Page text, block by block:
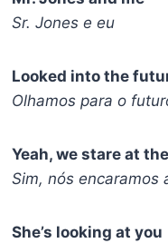
Sr. Jones e eu
Looked into the
Olhamos para o
Yeah, we stare at
Sim, nós encaramos
She’s looking at you